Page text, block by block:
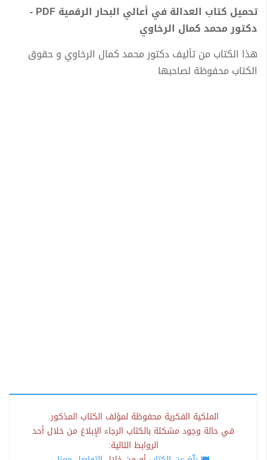
تحميل كتاب العدالة في أعالي البحار الرقمية PDF -
دكتور محمد كمال الرخاوي
هذا الكتاب من تأليف دكتور محمد كمال الرخاوي و حقوق
الكتاب محفوظة لصاحبها
الملكية الفكرية محفوظة لمؤلف الكتاب المذكور.
في حالة وجود مشكلة بالكتاب الرجاء الإبلاغ من خلال أحد
الروابط التالية: